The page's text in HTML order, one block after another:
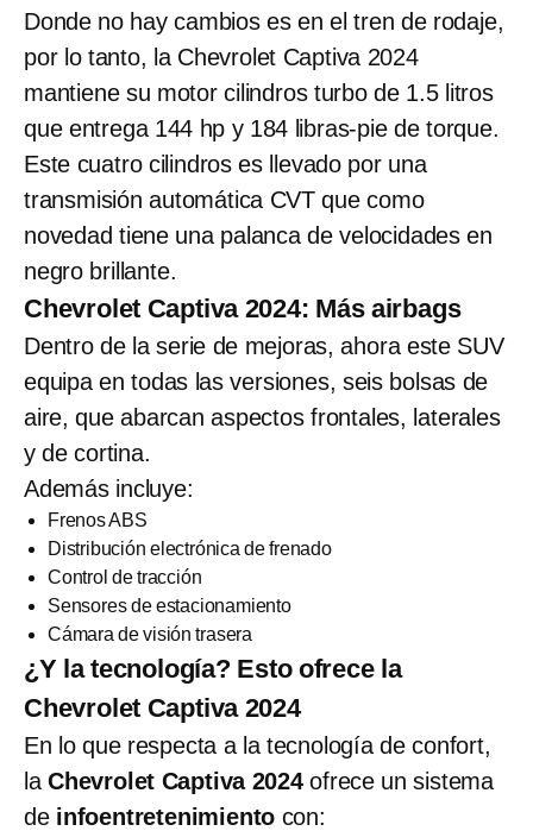
Donde no hay cambios es en el tren de rodaje,
por lo tanto, la Chevrolet Captiva 2024
mantiene su motor cilindros turbo de 1.5 litros
que entrega 144 hp y 184 libras-pie de torque.
Este cuatro cilindros es llevado por una
transmisión automática CVT que como
novedad tiene una palanca de velocidades en
negro brillante.
Chevrolet Captiva 2024: Más airbags
Dentro de la serie de mejoras, ahora este SUV
equipa en todas las versiones, seis bolsas de
aire, que abarcan aspectos frontales, laterales
y de cortina.
Además incluye:
Frenos ABS
Distribución electrónica de frenado
Control de tracción
Sensores de estacionamiento
Cámara de visión trasera
¿Y la tecnología? Esto ofrece la
Chevrolet Captiva 2024
En lo que respecta a la tecnología de confort,
la Chevrolet Captiva 2024ofrece un sistema
de infoentretenimiento con: